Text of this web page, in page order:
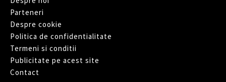
Parteneri
Despre cookie
Politica de confidentialitate
Termeni si conditii
Publicitate pe acest site
Contact